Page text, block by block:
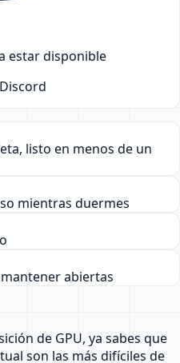
estar disponible
listo en menos de un
mientras duermes
abiertas
de GPU, ya sabes que
son las más difíciles de